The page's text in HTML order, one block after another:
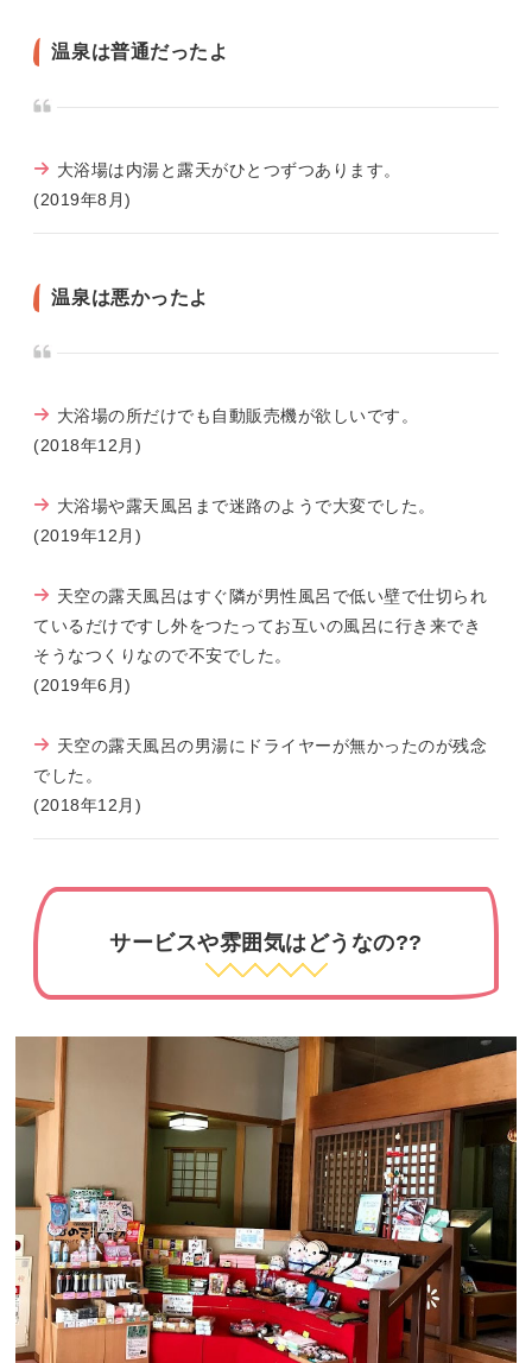
温泉は普通だったよ
大浴場は内湯と露天がひとつずつあります。
(2019年8月)
温泉は悪かったよ
大浴場の所だけでも自動販売機が欲しいです。
(2018年12月)
大浴場や露天風呂まで迷路のようで大変でした。
(2019年12月)
天空の露天風呂はすぐ隣が男性風呂で低い壁で仕切られ
ているだけですし外をつたってお互いの風呂に行き来でき
そうなつくりなので不安でした。
(2019年6月)
天空の露天風呂の男湯にドライヤーが無かったのが残念
でした。
(2018年12月)
サービスや雰囲気はどうなの??